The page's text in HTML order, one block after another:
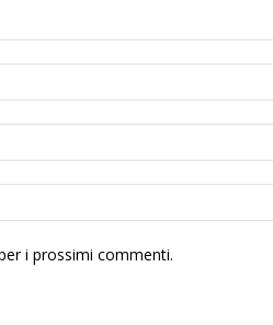
i prossimi commenti.